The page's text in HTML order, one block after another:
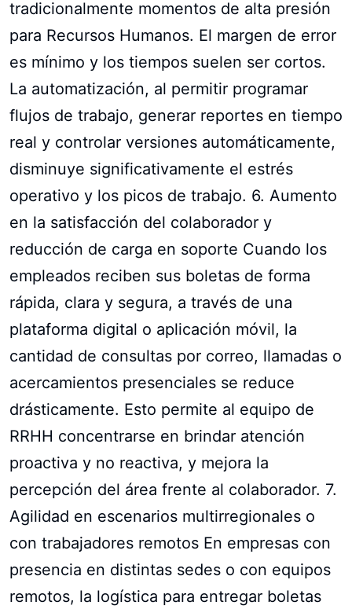
tradicionalmente momentos de alta presión
para Recursos Humanos. El margen de error
es mínimo y los tiempos suelen ser cortos.
La automatización, al permitir programar
flujos de trabajo, generar reportes en tiempo
real y controlar versiones automáticamente,
disminuye significativamente el estrés
operativo y los picos de trabajo. 6. Aumento
en la satisfacción del colaborador y
reducción de carga en soporte Cuando los
empleados reciben sus boletas de forma
rápida, clara y segura, a través de una
plataforma digital o aplicación móvil, la
cantidad de consultas por correo, llamadas o
acercamientos presenciales se reduce
drásticamente. Esto permite al equipo de
RRHH concentrarse en brindar atención
proactiva y no reactiva, y mejora la
percepción del área frente al colaborador. 7.
Agilidad en escenarios multirregionales o
con trabajadores remotos En empresas con
presencia en distintas sedes o con equipos
remotos, la logística para entregar boletas